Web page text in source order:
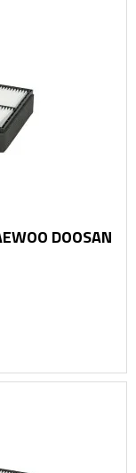
DOOSAN